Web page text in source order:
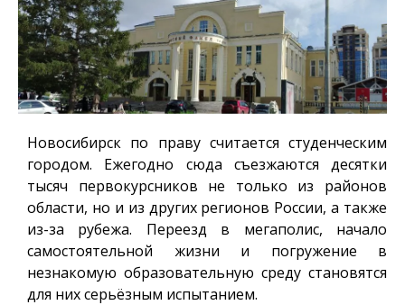
Новосибирск по праву считается студенческим
городом. Ежегодно сюда съезжаются десятки
тысяч первокурсников не только из районов
области, но и из других регионов России, а также
из-за рубежа. Переезд в мегаполис, начало
самостоятельной жизни и погружение в
незнакомую образовательную среду становятся
для них серьёзным испытанием.